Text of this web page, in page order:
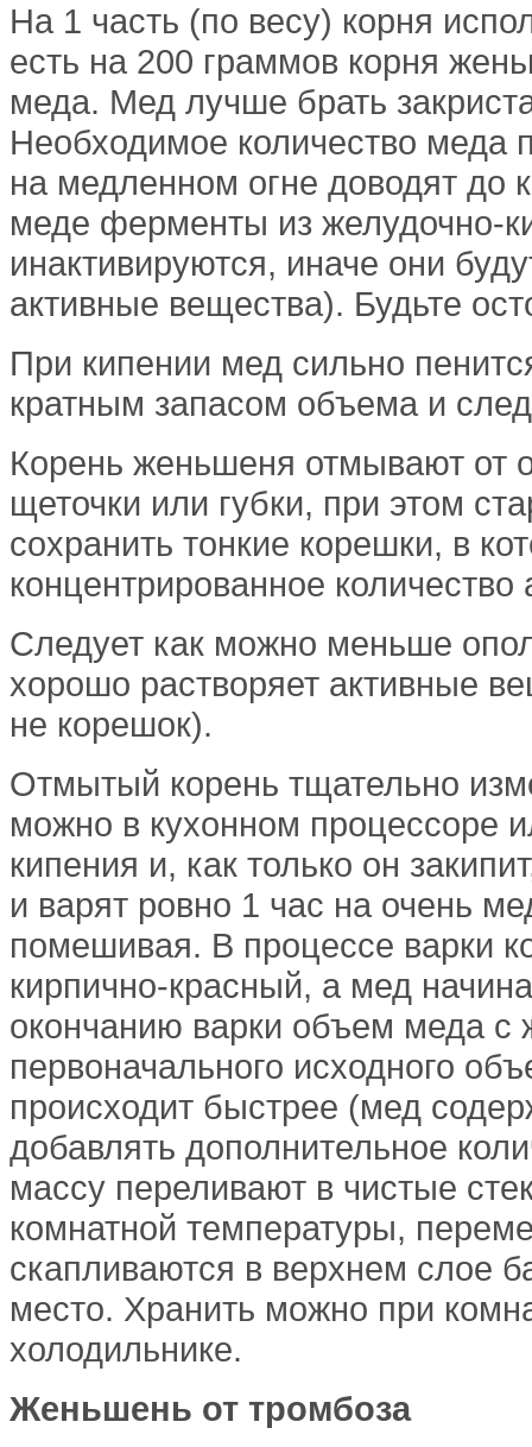
На 1 часть (по весу) корня
есть на 200 граммов корня
меда. Мед лучше брать
Необходимое количество
на медленном огне доводят до
меде ферменты из желудочно-
инактивируются, иначе они
активные вещества). Будьте
При кипении мед сильно
кратным запасом объема и
Корень женьшеня отмывают от
щеточки или губки, при этом
сохранить тонкие корешки, в
концентрированное
Следует как можно меньше
хорошо растворяет активные
не корешок).
Отмытый корень тщательно
можно в кухонном процессоре
кипения и, как только он
и варят ровно 1 час на очень
помешивая. В процессе варки
кирпично-красный, а мед
окончанию варки объем меда
первоначального исходного
происходит быстрее (мед
добавлять дополнительное
массу переливают в чистые
комнатной температуры,
скапливаются в верхнем слое
место. Хранить можно при
холодильнике.
Женьшень от тромбоза